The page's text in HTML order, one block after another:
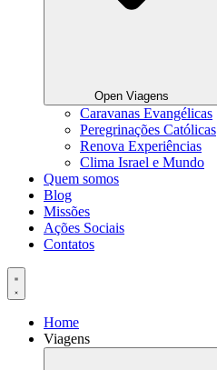
Open Viagens
Caravanas Evangélicas
Peregrinações Católicas
Renova Experiências
Clima Israel e Mundo
Quem somos
Blog
Missões
Ações Sociais
Contatos
Home
Viagens